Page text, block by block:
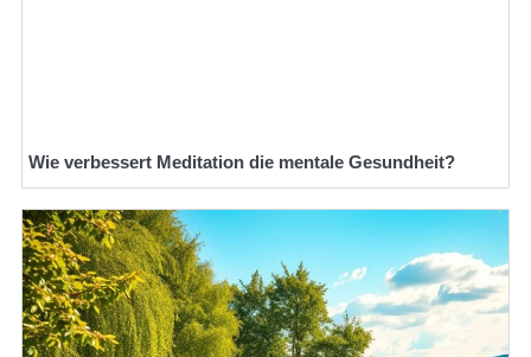
Wie verbessert Meditation die mentale Gesundheit?